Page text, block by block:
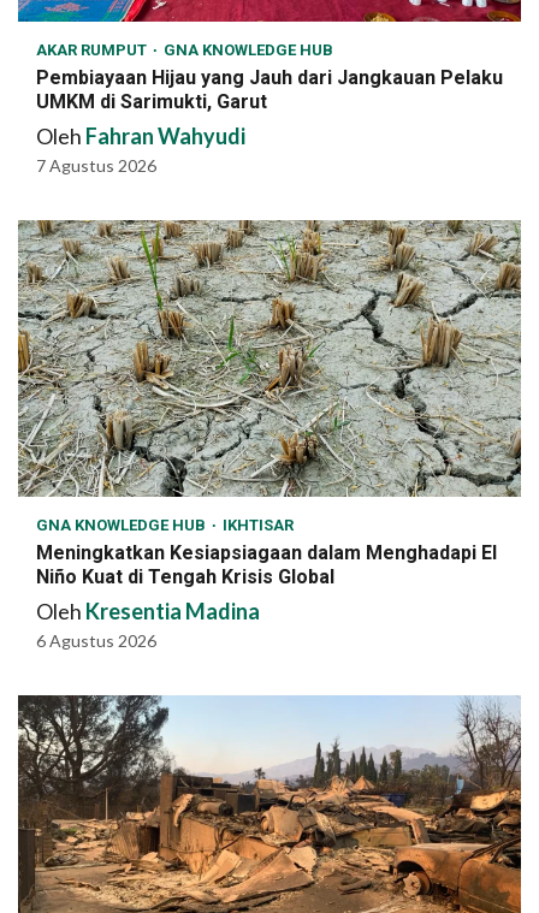
AKAR RUMPUT GNA KNOWLEDGE HUB
Pembiayaan Hijau yang Jauh dari Jangkauan Pelaku
UMKM di Sarimukti, Garut
Oleh Fahran Wahyudi
7 Agustus 2026
GNA KNOWLEDGE HUB IKHTISAR
Meningkatkan Kesiapsiagaan dalam Menghadapi El
Niño Kuat di Tengah Krisis Global
Oleh Kresentia Madina
6 Agustus 2026